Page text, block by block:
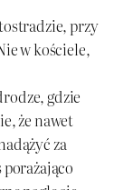
przy
w kościele,
gdzie
że nawet
za